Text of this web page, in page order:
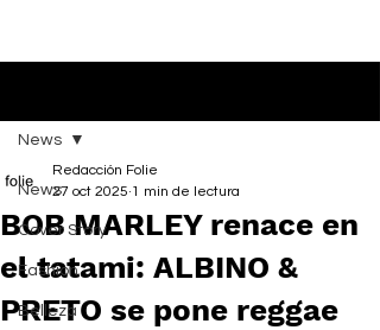
News
Cover Story
Fashion
Belleza
News
BOB MARLEY renace en
el tatami: ALBINO &
PRETO se pone reggae
Redacción Folie
27 oct 2025 1 min de lectura